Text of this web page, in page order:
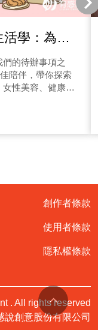
學：為你
的待辦事項之
陪伴，帶你探索
性美容、健康與
為自己制定一個
到焦頭爛額，想
角度出發，無論你
個人的生活方式不
的節目涵蓋了各種
創作者條款
使用者條款
隱私權條款
. All rights reserved
說創意股份有限公司